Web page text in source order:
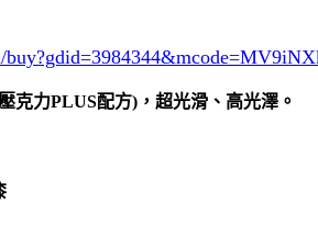
克力PLUS配方)，超光滑、高光澤。